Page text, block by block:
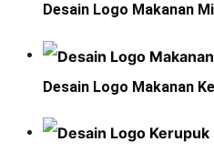
Desain Logo Makanan
Desain Logo Makanan